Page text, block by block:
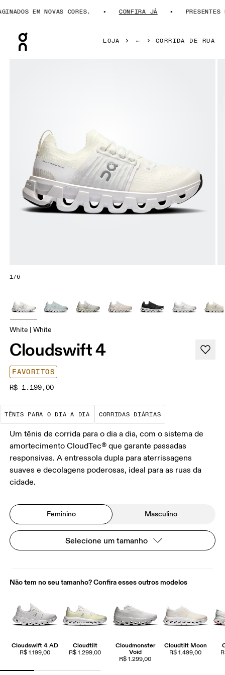
EM NOVAS CORES. CONFIRA JÁ PRESENTES
LOJA CORRIDA DE RUA
1/6
White | White
Cloudswift 4
FAVORITOS
R$ 1.199,00
TÊNIS PARA O DIA A DIA
A melhor escolha para a maioria
CORRIDAS DIÁRIAS
São corridas de
Um tênis de corrida para o dia a dia, com o sistema de
amortecimento CloudTec® que garante passadas
responsivas. A entressola dupla para aterrissagens
suaves e decolagens poderosas, ideal para as ruas da
cidade.
Feminino Masculino
Selecione um tamanho
Não tem no seu tamanho? Confira esses outros modelos
Cloudswift 4 AD
R$ 1.199,00
Cloudtilt
R$ 1.299,00
Cloudmonster
Void
R$ 1.299,00
Cloudtilt Moon
R$ 1.499,00